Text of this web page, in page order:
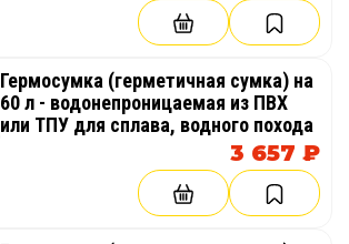
Гермосумка (герметичная сумка) на
60 л - водонепроницаемая из ПВХ
или ТПУ для сплава, водного похода
3 657 ₽